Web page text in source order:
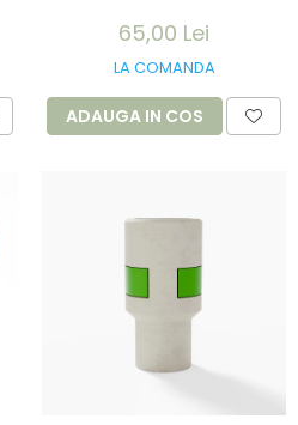
- refolosibila,
impermeabila,
radio-transparenta
- rola 100x11 cm
65,00 Lei
LA COMANDA
ADAUGA IN COS